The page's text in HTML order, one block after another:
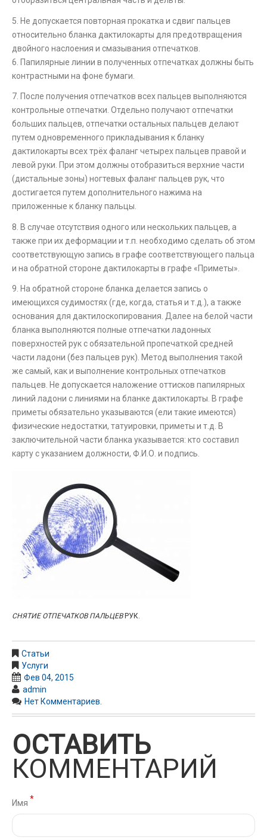
5. Не допускается повторная прокатка и сдвиг пальцев
относительно бланка дактилокарты для предотвращения
двойного наслоения и смазывания отпечатков.
6. Папилярные линии в полученных отпечатках должны быть
контрастными на фоне бумаги.
7. После получения отпечатков всех пальцев выполняются
контрольные отпечатки. Отдельно получают отпечатки
больших пальцев, отпечатки остальных пальцев делают
путем одновременного прикладывания к бланку
дактилокарты всех трёх фаланг четырех пальцев правой и
левой руки. При этом должны отобразиться верхние части
(дистальные зоны) ногтевых фаланг пальцев рук, что
достигается путем дополнительного нажима на
приложенные к бланку пальцы.
8. В случае отсутствия одного или нескольких пальцев, а
также при их деформации и т.п. необходимо сделать об этом
соответствующую запись в графе соответствующего пальца
и на обратной стороне дактилокарты в графе «Приметы».
9. На обратной стороне бланка делается запись о
имеющихся судимостях (где, когда, статья и т.д.), а также
основания для дактилоскопирования. Далее на белой части
бланка выполняются полные отпечатки ладонных
поверхностей рук с обязательной пропечаткой средней
части ладони (без пальцев рук). Метод выполнения такой
же самый, как и выполнение контрольных отпечатков
пальцев. Не допускается наложение оттисков папилярных
линий ладони с линиями на бланке дактилокарты. В графе
приметы обязательно указываются (ели такие имеются)
физические недостатки, татуировки, приметы и т.д. В
заключительной части бланка указывается: кто составил
карту с указанием должности, Ф.И.О. и подпись.
СНЯТИЕ ОТПЕЧАТКОВ ПАЛЬЦЕВРУК.
Статьи
Услуги
Фев 04, 2015
admin
Нет Комментариев.
ОСТАВИТЬ
КОММЕНТАРИЙ
Имя *